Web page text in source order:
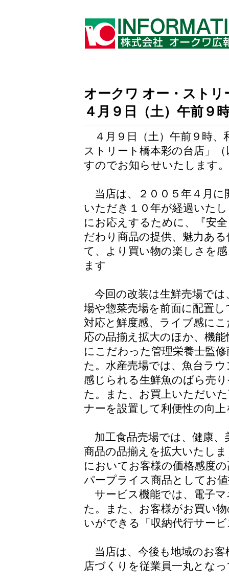
オークワ オー・ストリ
４月９日（土）午前
４月９日（土）午前９時
ストリート橋本彩の台店」
すのでお知らせいたします。
当店は、２００５年４月に
いただき１０年が経過いた
にお応えするために、『安
だわり商品の提供、魅力あ
て、より買い物の楽しさを
ます
今回の改装は生鮮売場では
場や惣菜売場を前面に配置
対応と鮮度感、ライブ感に
応の品揃え拡大のほか、機
にこだわった管理栄養士監
た。水産売場では、魚台ラ
感じられる生鮮魚のばら売
た。また、お買上いただい
ナーを設置して利便性の向
加工食品売場では、健康
商品の品揃えを拡大いたし
においてお客様の価格感度
パープライス商品としてお
サービス機能では、電子
た。また、お客様がお買い
いができる「収納代行サー
当店は、今後も地域のお客
店づくりを従業員一丸とな